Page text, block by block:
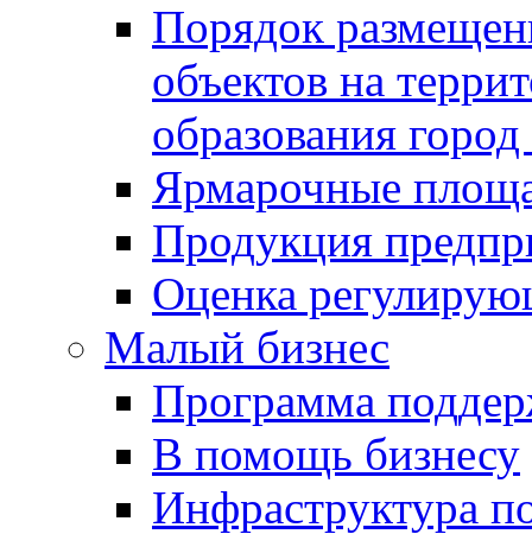
Порядок
объектов на
образования
Ярмарочные
Продукция
Оценка
Малый бизнес
Программа
В помощь бизнесу
Инфраструктура